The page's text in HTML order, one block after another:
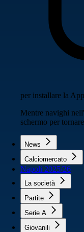
per installare la
Mentre navighi
schermo per
News
Calciomercato
Napoli 2025/26
La società
Partite
Serie A
Giovanili